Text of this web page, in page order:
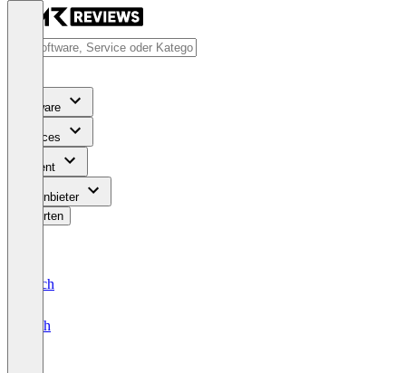
Software
Services
Content
Für Anbieter
Bewerten
Deutsch
English